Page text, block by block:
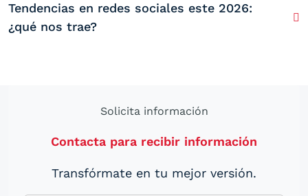
Tendencias en redes sociales este 2026:
¿qué nos trae?
Solicita información
Contacta para recibir información
Transfórmate en tu mejor versión.